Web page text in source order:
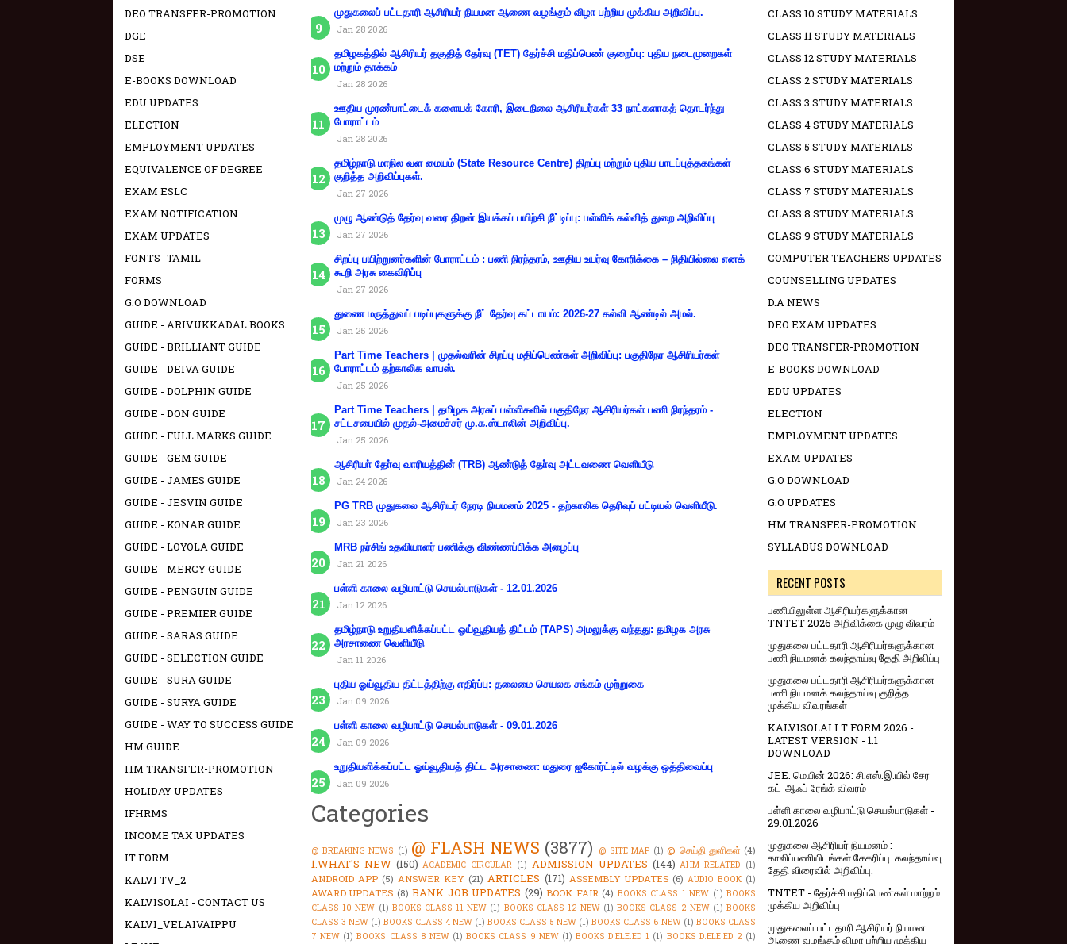
முதுகலைப் பட்டதாரி ஆசிரியர் நியமன ஆணை வழங்கும் விழா பற்றிய முக்கிய அறிவிப்பு.
Jan 28 2026
தமிழகத்தில் ஆசிரியர் தகுதித் தேர்வு (TET) தேர்ச்சி மதிப்பெண் குறைப்பு: புதிய நடைமுறைகள்
மற்றும் தாக்கம்
Jan 28 2026
ஊதிய முரண்பாட்டைக் களையக் கோரி, இடைநிலை ஆசிரியர்கள் 33 நாட்களாகத் தொடர்ந்து
போராட்டம்
Jan 28 2026
தமிழ்நாடு மாநில வள மையம் (State Resource Centre) திறப்பு மற்றும் புதிய பாடப்புத்தகங்கள்
குறித்த அறிவிப்புகள்.
Jan 27 2026
முழு ஆண்டுத் தேர்வு வரை திறன் இயக்கப் பயிற்சி நீட்டிப்பு: பள்ளிக் கல்வித் துறை அறிவிப்பு
Jan 27 2026
சிறப்பு பயிற்றுனர்களின் போராட்டம் : பணி நிரந்தரம், ஊதிய உயர்வு கோரிக்கை – நிதியில்லை எனக்
கூறி அரசு கைவிரிப்பு
Jan 27 2026
துணை மருத்துவப் படிப்புகளுக்கு நீட் தேர்வு கட்டாயம்: 2026-27 கல்வி ஆண்டில் அமல்.
Jan 25 2026
Part Time Teachers | முதல்வரின் சிறப்பு மதிப்பெண்கள் அறிவிப்பு: பகுதிநேர ஆசிரியர்கள்
போராட்டம் தற்காலிக வாபஸ்.
Jan 25 2026
Part Time Teachers | தமிழக அரசுப் பள்ளிகளில் பகுதிநேர ஆசிரியர்கள் பணி நிரந்தரம் -
சட்டசபையில் முதல்-அமைச்சர் மு.க.ஸ்டாலின் அறிவிப்பு.
Jan 25 2026
ஆசிரியா் தோ்வு வாரியத்தின் (TRB) ஆண்டுத் தோ்வு அட்டவணை வெளியீடு
Jan 24 2026
PG TRB முதுகலை ஆசிரியர் நேரடி நியமனம் 2025 - தற்காலிக தெரிவுப் பட்டியல் வெளியீடு.
Jan 23 2026
MRB நர்சிங் உதவியாளர் பணிக்கு விண்ணப்பிக்க அழைப்பு
Jan 21 2026
பள்ளி காலை வழிபாட்டு செயல்பாடுகள் - 12.01.2026
Jan 12 2026
தமிழ்நாடு உறுதியளிக்கப்பட்ட ஓய்வூதியத் திட்டம் (TAPS) அமலுக்கு வந்தது: தமிழக அரசு
அரசாணை வெளியீடு
Jan 11 2026
புதிய ஓய்வூதிய திட்டத்திற்கு எதிர்ப்பு: தலைமை செயலக சங்கம் முற்றுகை
Jan 09 2026
பள்ளி காலை வழிபாட்டு செயல்பாடுகள் - 09.01.2026
Jan 09 2026
உறுதியளிக்கப்பட்ட ஓய்வூதியத் திட்ட அரசாணை: மதுரை ஐகோர்ட்டில் வழக்கு ஒத்திவைப்பு
Jan 09 2026
Categories
@ BREAKING NEWS (1) @ FLASH NEWS (3877) @ SITE MAP (1) @ செய்தி துளிகள் (4)
1.WHAT'S NEW (150) ACADEMIC CIRCULAR (1) ADMISSION UPDATES (144) AHM RELATED (1)
ANDROID APP (5) ANSWER KEY (21) ARTICLES (171) ASSEMBLY UPDATES (6) AUDIO BOOK (1)
AWARD UPDATES (8) BANK JOB UPDATES (29) BOOK FAIR (4) BOOKS CLASS 1 NEW (1) BOOKS
CLASS 10 NEW (1) BOOKS CLASS 11 NEW (1) BOOKS CLASS 12 NEW (1) BOOKS CLASS 2 NEW (1) BOOKS
CLASS 3 NEW (1) BOOKS CLASS 4 NEW (1) BOOKS CLASS 5 NEW (1) BOOKS CLASS 6 NEW (1) BOOKS CLASS
7 NEW (1) BOOKS CLASS 8 NEW (1) BOOKS CLASS 9 NEW (1) BOOKS D.ELE.ED 1 (1) BOOKS D.ELE.ED 2 (1)
DEO TRANSFER-PROMOTION
DGE
DSE
E-BOOKS DOWNLOAD
EDU UPDATES
ELECTION
EMPLOYMENT UPDATES
EQUIVALENCE OF DEGREE
EXAM ESLC
EXAM NOTIFICATION
EXAM UPDATES
FONTS -TAMIL
FORMS
G.O DOWNLOAD
GUIDE - ARIVUKKADAL BOOKS
GUIDE - BRILLIANT GUIDE
GUIDE - DEIVA GUIDE
GUIDE - DOLPHIN GUIDE
GUIDE - DON GUIDE
GUIDE - FULL MARKS GUIDE
GUIDE - GEM GUIDE
GUIDE - JAMES GUIDE
GUIDE - JESVIN GUIDE
GUIDE - KONAR GUIDE
GUIDE - LOYOLA GUIDE
GUIDE - MERCY GUIDE
GUIDE - PENGUIN GUIDE
GUIDE - PREMIER GUIDE
GUIDE - SARAS GUIDE
GUIDE - SELECTION GUIDE
GUIDE - SURA GUIDE
GUIDE - SURYA GUIDE
GUIDE - WAY TO SUCCESS GUIDE
HM GUIDE
HM TRANSFER-PROMOTION
HOLIDAY UPDATES
IFHRMS
INCOME TAX UPDATES
IT FORM
KALVI TV_2
KALVISOLAI - CONTACT US
KALVI_VELAIVAIPPU
CLASS 10 STUDY MATERIALS
CLASS 11 STUDY MATERIALS
CLASS 12 STUDY MATERIALS
CLASS 2 STUDY MATERIALS
CLASS 3 STUDY MATERIALS
CLASS 4 STUDY MATERIALS
CLASS 5 STUDY MATERIALS
CLASS 6 STUDY MATERIALS
CLASS 7 STUDY MATERIALS
CLASS 8 STUDY MATERIALS
CLASS 9 STUDY MATERIALS
COMPUTER TEACHERS UPDATES
COUNSELLING UPDATES
D.A NEWS
DEO EXAM UPDATES
DEO TRANSFER-PROMOTION
E-BOOKS DOWNLOAD
EDU UPDATES
ELECTION
EMPLOYMENT UPDATES
EXAM UPDATES
G.O DOWNLOAD
G.O UPDATES
HM TRANSFER-PROMOTION
SYLLABUS DOWNLOAD
RECENT POSTS
பணியிலுள்ள ஆசிரியர்களுக்கான
TNTET 2026 அறிவிக்கை முழு விவரம்
முதுகலை பட்டதாரி ஆசிரியர்களுக்கான
பணி நியமனக் கலந்தாய்வு தேதி அறிவிப்பு
முதுகலை பட்டதாரி ஆசிரியர்களுக்கான
பணி நியமனக் கலந்தாய்வு குறித்த
முக்கிய விவரங்கள்
KALVISOLAI I.T FORM 2026 -
LATEST VERSION - 1.1
DOWNLOAD
JEE. மெயின் 2026: சி.எஸ்.இ.யில் சேர
கட்-ஆஃப் ரேங்க் விவரம்
பள்ளி காலை வழிபாட்டு செயல்பாடுகள் -
29.01.2026
முதுகலை ஆசிரியர் நியமனம் :
காலிப்பணியிடங்கள் சேகரிப்பு. கலந்தாய்வு
தேதி விரைவில் அறிவிப்பு.
TNTET - தேர்ச்சி மதிப்பெண்கள் மாற்றம்
முக்கிய அறிவிப்பு
முதுகலைப் பட்டதாரி ஆசிரியர் நியமன
ஆணை வழங்கும் விழா பற்றிய முக்கிய